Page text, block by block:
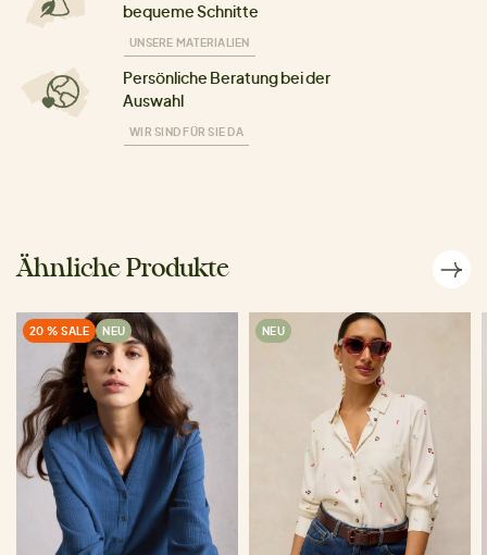
bequeme Schnitte
UNSERE MATERIALIEN
Persönliche Beratung bei der
Auswahl
WIR SIND FÜR SIE DA
Ähnliche Produkte
20 % SALE NEU NEU